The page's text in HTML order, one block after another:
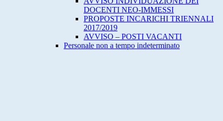
DOCENTI NEO-IMMESSI
PROPOSTE INCARICHI TRIENNALI
2017/2019
AVVISO – POSTI VACANTI
Personale non a tempo indeterminato